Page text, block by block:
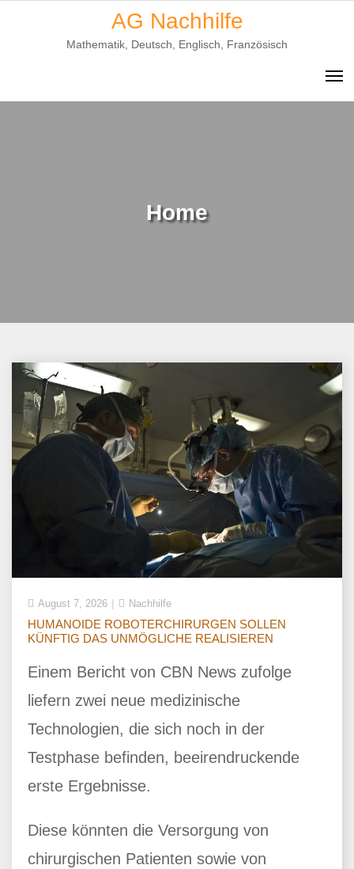
AG Nachhilfe
Mathematik, Deutsch, Englisch, Französisch
Home
August 7, 2026 Nachhilfe
HUMANOIDE ROBOTERCHIRURGEN SOLLEN
KÜNFTIG DAS UNMÖGLICHE REALISIEREN
Einem Bericht von CBN News zufolge
liefern zwei neue medizinische
Technologien, die sich noch in der
Testphase befinden, beeirendruckende
erste Ergebnisse.
Diese könnten die Versorgung von
chirurgischen Patienten sowie von